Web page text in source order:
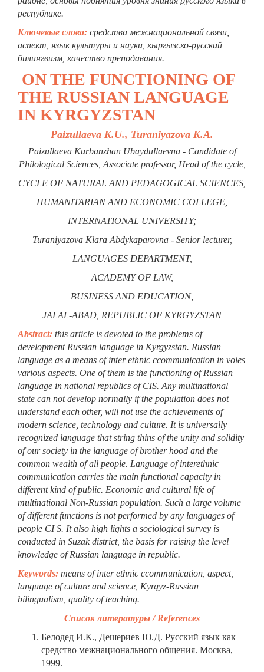
республике.
Ключевые слова: средства межнациональной связи,
аспект, язык культуры и науки, кыргызско-русский
билингвизм, качество преподавания.
ON THE FUNCTIONING OF
THE RUSSIAN LANGUAGE
IN KYRGYZSTAN
Paizullaeva K.U., Turaniyazova K.A.
Paizullaeva Kurbanzhan Ubaydullaevna - Candidate of
Philological Sciences, Associate professor, Head of the cycle,
CYCLE OF NATURAL AND PEDAGOGICAL SCIENCES,
HUMANITARIAN AND ECONOMIC COLLEGE,
INTERNATIONAL UNIVERSITY;
Turaniyazova Klara Abdykaparovna - Senior lecturer,
LANGUAGES DEPARTMENT,
ACADEMY OF LAW,
BUSINESS AND EDUCATION,
JALAL-ABAD, REPUBLIC OF KYRGYZSTAN
Abstract: this article is devoted to the problems of
development Russian language in Kyrgyzstan. Russian
language as a means of inter ethnic сcommunication in voles
various aspects. One of them is the functioning of Russian
language in national republics of CIS. Any multinational
state can not develop normally if the population does not
understand each other, will not use the achievements of
modern science, technology and culture. It is universally
recognized language that string thins of the unity and solidity
of our society in the language of brother hood and the
common wealth of all people. Language of interethnic
communication carries the main functional capacity in
different kind of public. Economic and cultural life of
multinational Non-Russian population. Such a large volume
of different functions is not performed by any languages of
people CI S. It also high lights a sociological survey is
conducted in Suzak district, the basis for raising the level
knowledge of Russian language in republic.
Keywords: means of inter ethnic сcommunication, aspect,
language of culture and science, Kyrgyz-Russian
bilingualism, quality of teaching.
Список литературы / References
Белодед И.К., Дешериев Ю.Д. Русский язык как
средство межнационального общения. Москва,
1999.